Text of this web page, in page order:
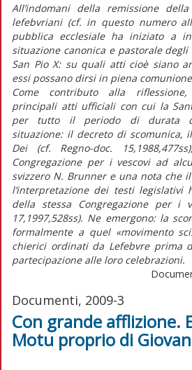
All’indomani della remissione
lefebvriani (cf. in questo numero
pubblica ecclesiale ha iniziato a
situazione canonica e pastorale
San Pio X: su quali atti cioè siano
essi possano dirsi in piena
Come contributo alla
principali atti ufficiali con cui la
per tutto il periodo di durata
situazione: il decreto di scomunica,
Dei (cf. Regno-doc.
Congregazione per i vescovi ad
svizzero N. Brunner e una nota che
l’interpretazione dei testi legislativi
della stessa Congregazione per i
17,1997,528ss). Ne emergono: la
formalmente a quel «movimento
chierici ordinati da Lefebvre prima
partecipazione alle loro celebrazioni.
Documenti, 2009-3
Con grande afflizione.
Motu proprio di